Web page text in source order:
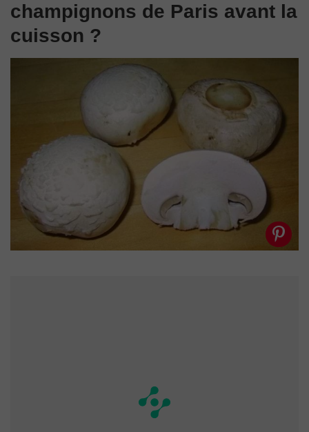
champignons de Paris avant la
cuisson ?